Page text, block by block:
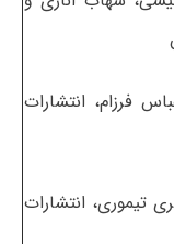
فرزام، انتشارات
تیموری، انتشارات